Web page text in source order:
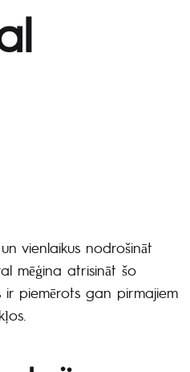
vienlaikus nodrošināt
mēģina atrisināt šo
ir piemērots gan pirmajiem